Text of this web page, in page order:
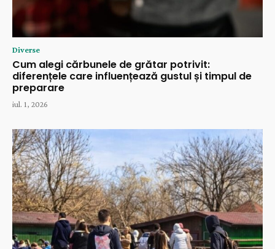
Diverse
Cum alegi cărbunele de grătar potrivit:
diferențele care influențează gustul și timpul de
preparare
iul. 1, 2026